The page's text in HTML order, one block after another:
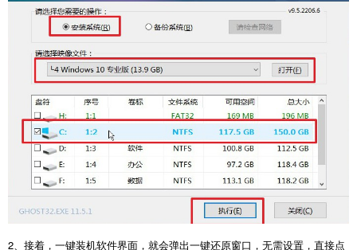
2、接着，一键装机软件界面，就会弹出一键还原窗口，无需设置，直接点